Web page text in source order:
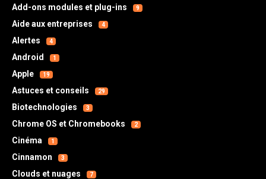
Add-ons modules et plug-ins 9
Aide aux entreprises 4
Alertes 4
Android 1
Apple 19
Astuces et conseils 29
Biotechnologies 3
Chrome OS et Chromebooks 2
Cinéma 1
Cinnamon 3
Clouds et nuages 7